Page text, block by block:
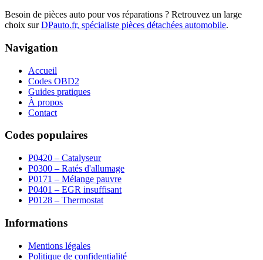
Besoin de pièces auto pour vos réparations ? Retrouvez un large
choix sur DPauto.fr, spécialiste pièces détachées automobile.
Navigation
Accueil
Codes OBD2
Guides pratiques
À propos
Contact
Codes populaires
P0420 – Catalyseur
P0300 – Ratés d'allumage
P0171 – Mélange pauvre
P0401 – EGR insuffisant
P0128 – Thermostat
Informations
Mentions légales
Politique de confidentialité